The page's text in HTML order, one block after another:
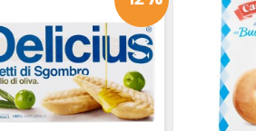
—Anselmo C.
Per quanto mi riguarda posso dire che…
Per quanto mi riguarda posso dire che la serietà e
aggiornato del tuo ordine è stato